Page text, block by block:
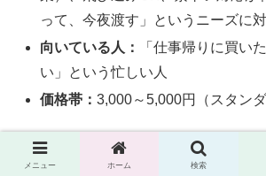
って、今夜渡す」というニーズに
向いている人：
「仕事帰りに買い
い」という忙しい人
価格帯：3,000～5,000円（スタンダ
オーダーの流れと伝え
メニュー ホーム 検索